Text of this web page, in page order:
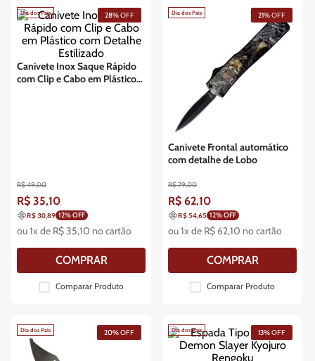
Dia dos Pais
Canivete Inox Saque Rápido
com Clip e Cabo em Plástico
R$49,00
R$ 35,10
28%OFF
R$ 30,89 12% OFF
ou1x de R$35,10 no cartão
COMPRAR
Comparar Produto
Dia dos Pais
Canivete Frontal automático
com detalhe de Lobo
R$79,00
R$ 62,10
21%OFF
R$ 54,65 12% OFF
ou1x de R$ 62,10 no cartão
COMPRAR
Comparar Produto
Dia dos Pais 20%OFF Dia dos Pais 13%OFF